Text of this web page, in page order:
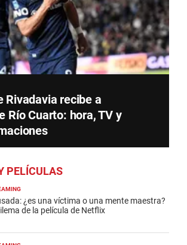
Rivadavia recibe a
Río Cuarto: hora, TV y
PELÍCULAS
¿es una víctima o una mente maestra?
de la película de Netflix